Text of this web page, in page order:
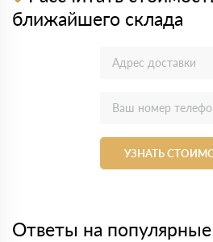
ближайшего склада
УЗНАТЬ
Ответы на